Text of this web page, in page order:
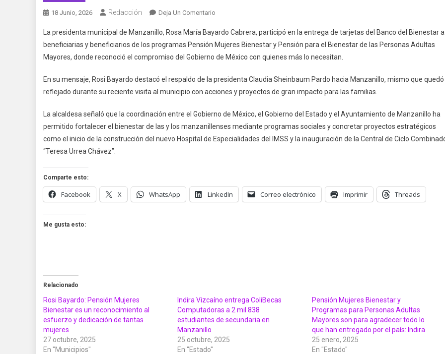
18 Junio, 2026 Redacción Deja Un Comentario
Bayardo
Encabeza
Entrega
Pensiones
Para
Y
Personas
Adultas
La presidenta municipal de Manzanillo, Rosa María Bayardo Cabrera, participó en la entrega de tarjetas del Banco del Bienestar a
beneficiarias y beneficiarios de los programas Pensión Mujeres Bienestar y Pensión para el Bienestar de las Personas Adultas
Mayores, donde reconoció el compromiso del Gobierno de México con quienes más lo necesitan.
En su mensaje, Rosi Bayardo destacó el respaldo de la presidenta Claudia Sheinbaum Pardo hacia Manzanillo, mismo que quedó
reflejado durante su reciente visita al municipio con acciones y proyectos de gran impacto para las familias.
La alcaldesa señaló que la coordinación entre el Gobierno de México, el Gobierno del Estado y el Ayuntamiento de Manzanillo ha
permitido fortalecer el bienestar de las y los manzanillenses mediante programas sociales y concretar proyectos estratégicos
como el inicio de la construcción del nuevo Hospital de Especialidades del IMSS y la inauguración de la Central de Ciclo
“Teresa Urrea Chávez”.
Comparte esto:
Facebook X WhatsApp LinkedIn Correo electrónico Imprimir Threads
Me gusta esto:
Relacionado
Rosi Bayardo: Pensión Mujeres
Bienestar es un reconocimiento al
esfuerzo y dedicación de tantas
mujeres
27 octubre, 2025
En "Municipios"
Indira Vizcaíno entrega ColiBecas
Computadoras a 2 mil 838
estudiantes de secundaria en
Manzanillo
25 octubre, 2025
En "Estado"
Pensión Mujeres Bienestar y
Programas para Personas Adultas
Mayores son para agradecer todo lo
que han entregado por el país: Indira
25 enero, 2025
En "Estado"